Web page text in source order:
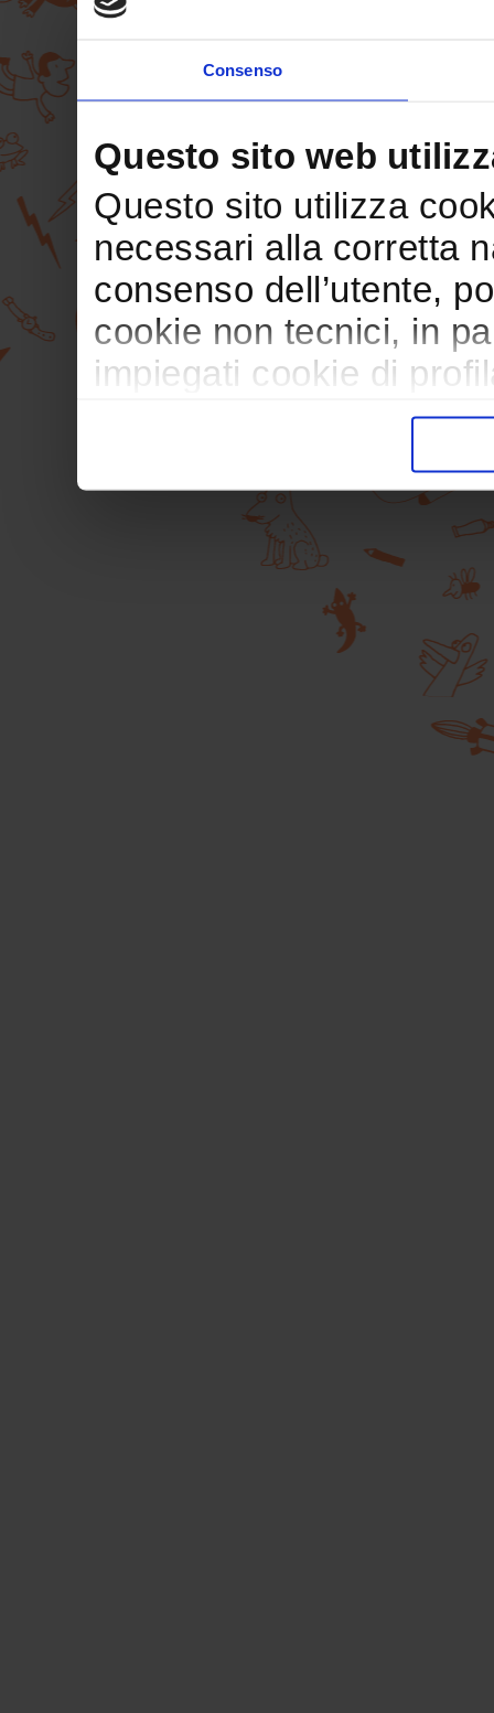
Consenso
Questo sito web
Questo sito utilizza
necessari alla corretta
consenso dell’utente,
cookie non tecnici, in
impiegati cookie di
trasferimento verso
durante la navigazione.
Per maggiori dettagli
durante la
privacy sui cookie, ti
informativa cookie
Chiudendo il banner
senza alcuna